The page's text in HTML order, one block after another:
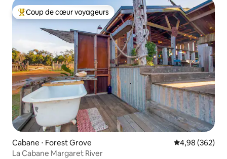
Coups de cœur voyageurs les plus appréciés
Coup de cœur voyageurs
Cabane ⋅ Forest Grove Évaluation
4,98 (362)
La Cabane Margaret River